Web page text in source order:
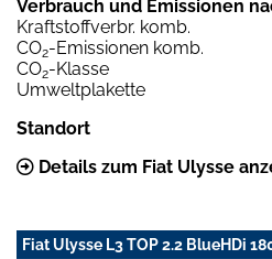
Verbrauch und Emissionen
Kraftstoffverbr. komb.
CO2-Emissionen komb.
CO2-Klasse
Umweltplakette
Standort
Details zum Fiat Ulysse
Fiat Ulysse L3 TOP 2.2 BlueHDi